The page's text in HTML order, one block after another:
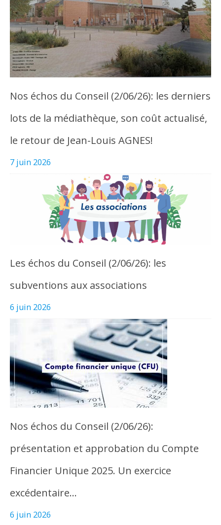
Nos échos du Conseil (2/06/26): les derniers
lots de la médiathèque, son coût actualisé,
le retour de Jean-Louis AGNES!
7 juin 2026
Les échos du Conseil (2/06/26): les
subventions aux associations
6 juin 2026
Nos échos du Conseil (2/06/26):
présentation et approbation du Compte
Financier Unique 2025. Un exercice
excédentaire…
6 juin 2026